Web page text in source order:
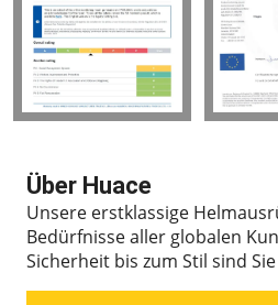
Über Huace
Unsere erstklassige
Bedürfnisse aller globalen
Sicherheit bis zum Stil sind